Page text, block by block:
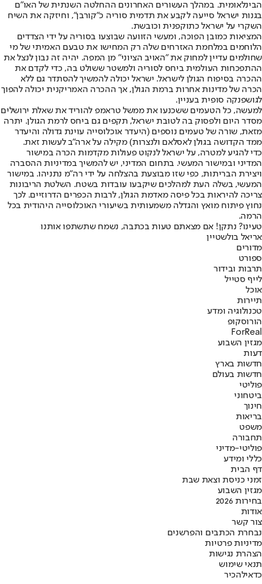
הבינלאומית. במהלך העשורים האחרונים ההחלטה השנתית של האו"ם
בגנות ישראל סייעה לקבע את תדמית סוריה כ"קורבן", וחיזקה את השיח
השקרי על ישראל כתוקפנית וכובשת.
המציאות כמובן הפוכה, ומעשי הזוועה שבוצעו בסוריה על ידי הצדדים
הלוחמים במלחמת האזרחים שלה רק המחישו את טבעם האמיתי של מי
שחולמים עדיין למחוק את "האויב הציוני" מן המפה. יהיה זה נבון לנצל את
ההתפכחות העולמית ביחס לסוריה ולמשטר ששולט בה, כדי לקדם את
ההכרה בסיפוח הגולן לישראל. ישראל יכולה להמשיך להסתדר גם ללא
הכרה של מדינות אחרות ברמת הגולן, אך ההכרה האמריקנית יכולה להפוך
לגושפנקה סופית בעניין.
למעשה, כל הטעמים ששכנעו את ממשל טראמפ להוריד את שאלת ירושלים
מסדר היום ולפסוק בה לטובת ישראל, תקפים גם ביחס לרמת הגולן. יתרה
מזאת, שורה של טעמים נוספים (היעדר אוכלוסייה עוינת גדולה והיעדר
ממד הקדושה בגולן לאסלאם ולנצרות) מקילה על ארה"ב לעשות זאת.
כדי להגיע למטרה, על ישראל לנקוט פעולות מקדמות הכרה במישור
המדיני ובמישור המעשי. בתחום המדיני, יש להמשיך במדיניות ההסברה
ויצירת הבריתות, כפי שזו מבוצעת בהצלחה על ידי רה"מ נתניהו. במישור
המעשי, בשלה העת למהלכים שיקבעו עובדות בשטח. השלטת הריבונות
צריכה להיראות בכל פיסה מאדמת הגולן, לרבות הכפרים הדרוזיים. לכך
נחוץ פיתוח מואץ והגדלה משמעותית בשיעורי האוכלוסייה היהודית בכל
הרמה.
טעינו? נתקן! אם מצאתם טעות בכתבה, נשמח שתשתפו אותנו
אריאל בולשטיין
מדורים
ספורט
תרבות ובידור
לייף סטייל
אוכל
תיירות
טכנולוגיה ומדע
הורוסקופ
ForReal
מגזין השבוע
דעות
חדשות בארץ
חדשות בעולם
פוליטי
ביטחוני
חינוך
בריאות
משפט
תחבורה
פוליטי-מדיני
כללי ומידע
דף הבית
זמני כניסת וצאת שבת
מגזין השבוע
בחירות 2026
אודות
צור קשר
נבחרת הכתבים והפרשנים
מדיניות פרטיות
הצהרת נגישות
תנאי שימוש
כדאילהכיר